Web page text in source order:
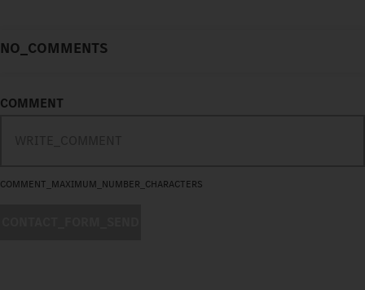
NO_COMMENTS
COMMENT
COMMENT_MAXIMUM_NUMBER_CHARACTERS